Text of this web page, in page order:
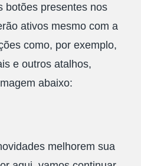
botões presentes nos
ativos mesmo com a
como, por exemplo,
e outros atalhos,
abaixo:
melhorem sua